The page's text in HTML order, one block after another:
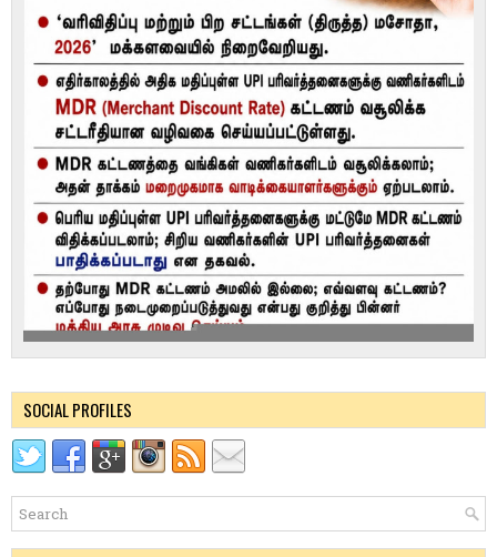
SOCIAL PROFILES